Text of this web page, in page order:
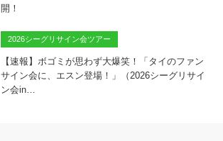
開！
2026シーグリサイン会ツアー
【速報】ボゴミが思わず大爆笑！「タイのファン
サイン会に、エスン登場！」（2026シーグリサイ
ン会in…